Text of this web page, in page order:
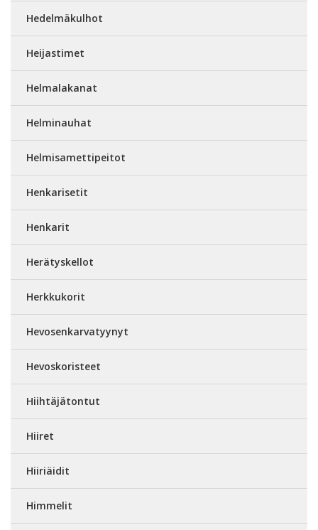
Hedelmäkulhot
Heijastimet
Helmalakanat
Helminauhat
Helmisamettipeitot
Henkarisetit
Henkarit
Herätyskellot
Herkkukorit
Hevosenkarvatyynyt
Hevoskoristeet
Hiihtäjätontut
Hiiret
Hiiriäidit
Himmelit